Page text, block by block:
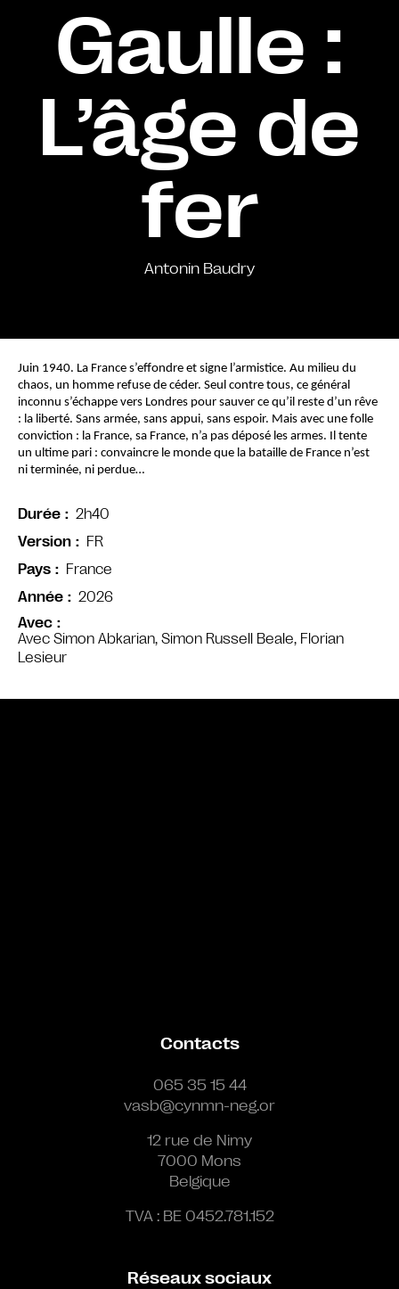
Gaulle :
L’âge de
fer
Antonin Baudry
Avec
Avec Simon Abkarian, Simon Russell Beale, Florian
Lesieur
Juin 1940. La France s’effondre et signe l’armistice. Au milieu du
chaos, un homme refuse de céder. Seul contre tous, ce général
inconnu s’échappe vers Londres pour sauver ce qu’il reste d’un rêve
: la liberté. Sans armée, sans appui, sans espoir. Mais avec une folle
conviction : la France, sa France, n’a pas déposé les armes. Il tente
un ultime pari : convaincre le monde que la bataille de France n’est
ni terminée, ni perdue…
Durée
2h40
Version
FR
Pays
France
Année
2026
Contacts
065 35 15 44
vasb@cynmn-neg.or
12 rue de Nimy
7000 Mons
Belgique
TVA : BE 0452.781.152
Réseaux sociaux